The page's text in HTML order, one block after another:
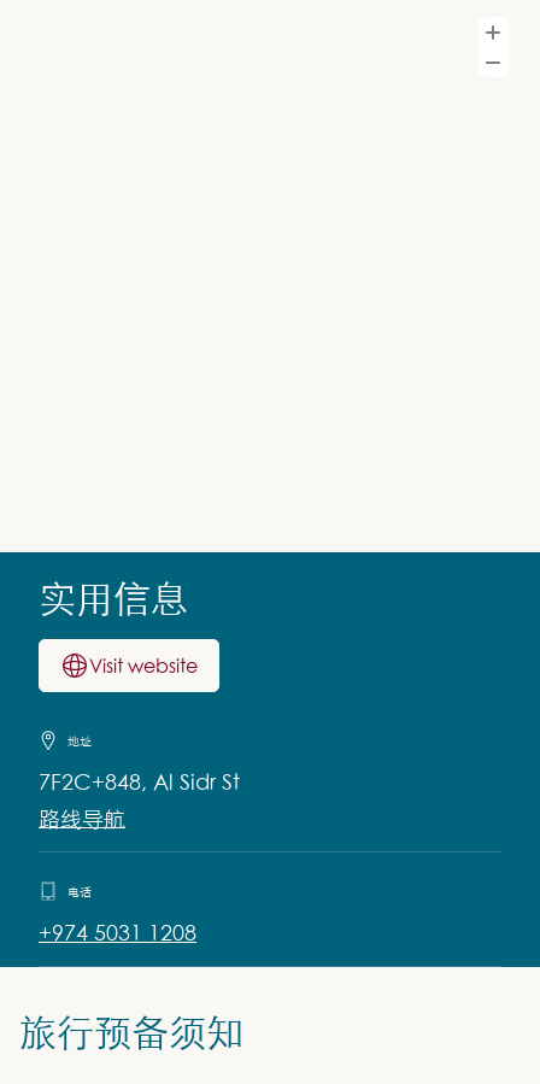
实用信息
Visit website
地址
7F2C+848, Al Sidr St
路线导航
电话
+974 5031 1208
旅行预备须知